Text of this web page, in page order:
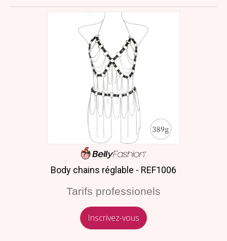
Body chains réglable - REF1006
Tarifs professionels
Inscrivez-vous